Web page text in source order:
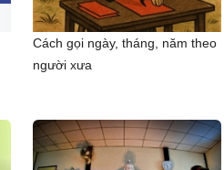
Cách gọi ngày, tháng, năm theo
người xưa